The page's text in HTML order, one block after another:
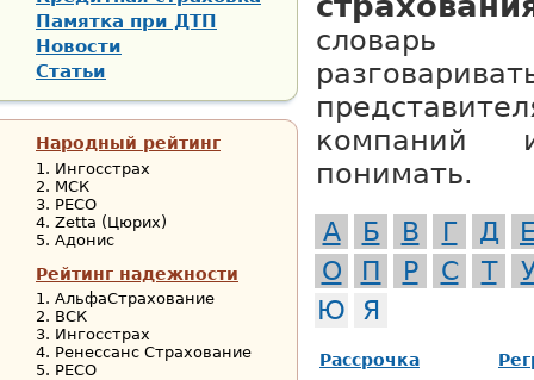
компаний
понимать.
A Б В Г Д
О
П Р С Т
Ю
Я
Рассрочка
Памятка при ДТП
Новости
Статьи
Народный рейтинг
Ингосстрах
МСК
РЕСО
Zetta (Цюрих)
Адонис
Рейтинг надежности
АльфаСтрахование
ВСК
Ингосстрах
Ренессанс Страхование
РЕСО